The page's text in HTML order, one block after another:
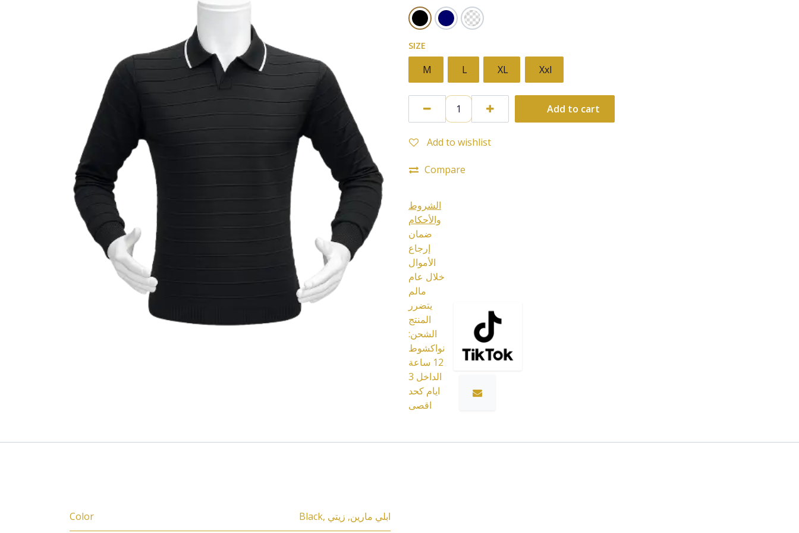
SIZE
M L XL Xxl
Add to cart
Add to wishlist
Compare
الشروط
والأحكام
ضمان
إرجاع
الأموال
خلال عام
مالم
يتضرر
المنتج
الشحن:
نواكشوط
12 ساعة
الداخل 3
ايام كحد
اقصى
Color Black, ابلي مارين, زيتي